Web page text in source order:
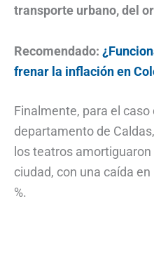
transporte urbano, del
Recomendado:
frenar la inflación en
Finalmente, para el caso
departamento de
los teatros
ciudad, con una caída
%.